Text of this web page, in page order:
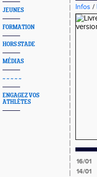
JEUNES
FORMATION
HORS STADE
MÉDIAS
~ ~ ~ ~ ~
ENGAGEZ VOS
ATHLÈTES
Infos /
16/01
14/01